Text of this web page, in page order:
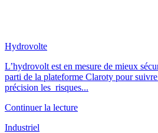
Hydrovolte
L’hydrovolt est en mesure de mieux
parti de la plateforme Claroty pour
précision les risques...
Continuer la lecture
Industriel